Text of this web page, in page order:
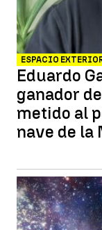
ESPACIO
Eduardo
ganador
metido al
nave de la